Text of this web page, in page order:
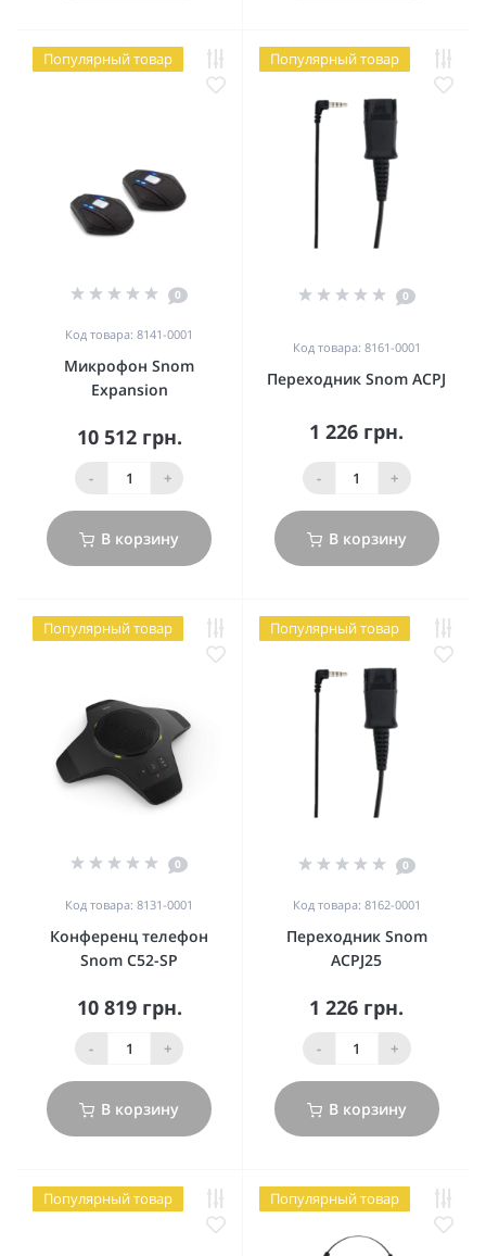
Популярный товар
0
Код товара: 8141-0001
Микрофон Snom
Expansion
10 512 грн.
- +
В корзину
Популярный товар
0
Код товара: 8161-0001
Переходник Snom ACPJ
1 226 грн.
- +
В корзину
Популярный товар
0
Код товара: 8131-0001
Конференц телефон
Snom C52-SP
10 819 грн.
- +
В корзину
Популярный товар
0
Код товара: 8162-0001
Переходник Snom
ACPJ25
1 226 грн.
- +
В корзину
Популярный товар Популярный товар